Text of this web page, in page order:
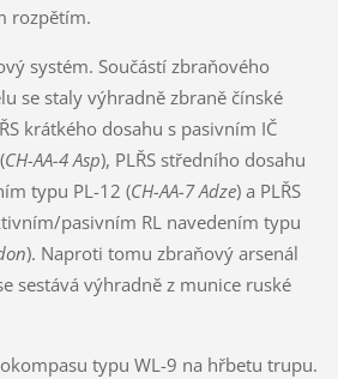
rozpětím.
systém. Součástí zbraňového
se staly výhradně zbraně čínské
krátkého dosahu s pasivním IČ
CH-AA-4 Asp), PLŘS středního dosahu
typu PL-12 (CH-AA-7 Adze) a PLŘS
pasivním RL navedením typu
). Naproti tomu zbraňový arsenál
sestává výhradně z munice ruské
typu WL-9 na hřbetu trupu.